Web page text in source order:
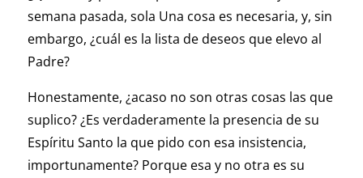
semana pasada, sola Una cosa es necesaria, y, sin
embargo, ¿cuál es la lista de deseos que elevo al
Padre?
Honestamente, ¿acaso no son otras cosas las que
suplico? ¿Es verdaderamente la presencia de su
Espíritu Santo la que pido con esa insistencia,
importunamente? Porque esa y no otra es su